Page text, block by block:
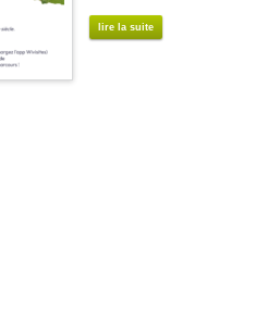
lire la suite